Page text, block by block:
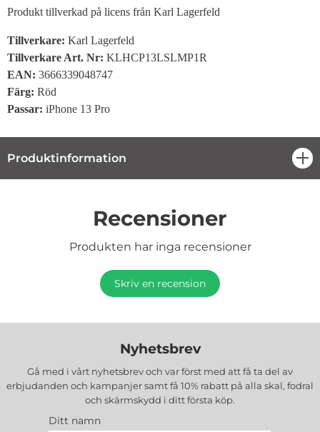
Produkt tillverkad på licens från Karl Lagerfeld
Tillverkare: Karl Lagerfeld
Tillverkare Art. Nr: KLHCP13LSLMP1R
EAN: 3666339048747
Färg: Röd
Passar: iPhone 13 Pro
Produktinformation
Recensioner
Produkten har inga recensioner
Skriv en recension
Nyhetsbrev
Gå med i vårt nyhetsbrev och var först med att få ta del av
erbjudanden och kampanjer samt få 10% rabatt på alla skal, fodral
och skärmskydd i ditt första köp.
Ditt namn